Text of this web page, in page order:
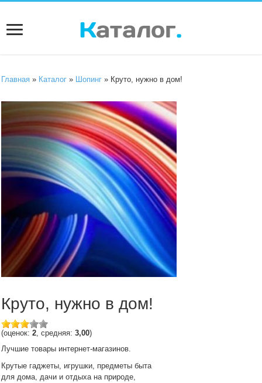
Главная » Каталог » Шопинг » Круто, нужно в дом!
Круто, нужно в дом!
(оценок:2, средняя:3,00)
Лучшие товары интернет-магазинов.
Крутые гаджеты, игрушки, предметы быта
для дома, дачи и отдыха на природе,